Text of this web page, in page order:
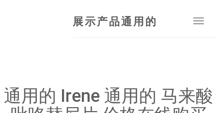
展示产品通用的
通用的 Irene 通用的 马来酸